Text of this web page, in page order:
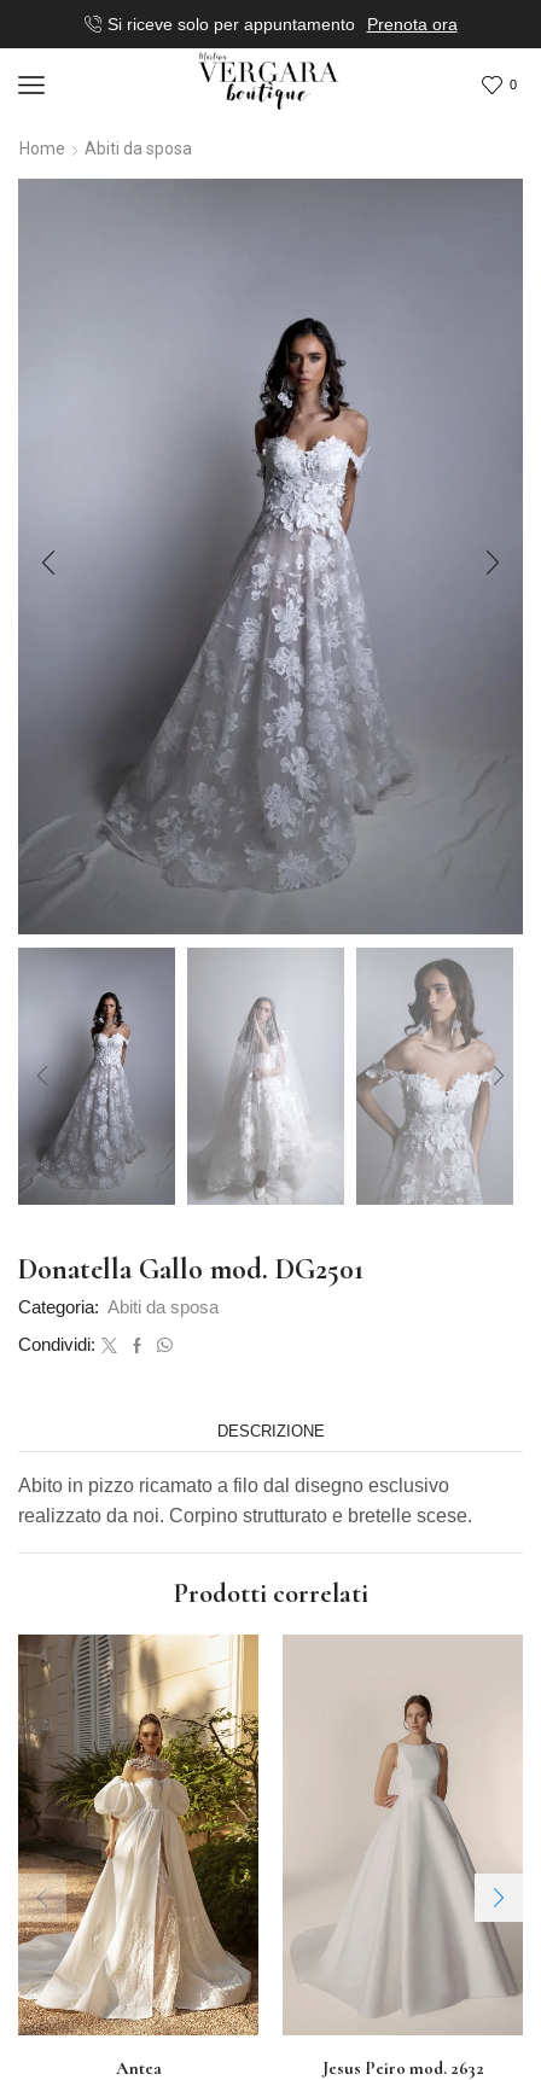
Si riceve solo per appuntamento Prenota ora
0
Home Abiti da sposa
Donatella Gallo mod. DG2501
Categoria: Abiti da sposa
Condividi:
DESCRIZIONE
Abito in pizzo ricamato a filo dal disegno esclusivo
realizzato da noi. Corpino strutturato e bretelle scese.
Prodotti correlati
Antea Jesus Peiro mod. 2632